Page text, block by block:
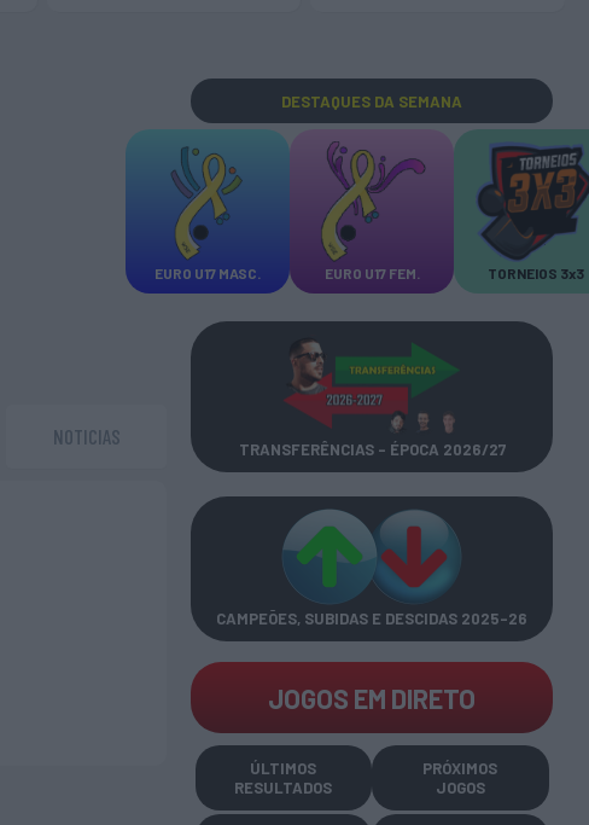
NOTICIAS
DESTAQUES DA SEMANA
EURO U17 MASC. EURO U17 FEM. TORNEIOS 3x3
TRANSFERÊNCIAS - ÉPOCA 2026/27
CAMPEÕES, SUBIDAS E DESCIDAS 2025-26
JOGOS EM DIRETO
ÚLTIMOS
RESULTADOS
PRÓXIMOS
JOGOS